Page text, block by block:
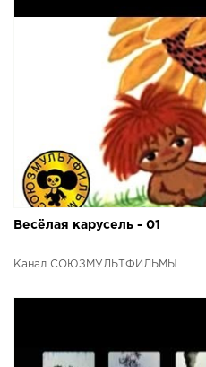
Весёлая карусель - 01
Канал СОЮЗМУЛЬТФИЛЬМЫ